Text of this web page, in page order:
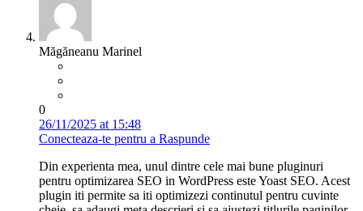
Măgăneanu Marinel
0
26/11/2025 at 15:48
Conecteaza-te pentru a Raspunde
Din experienta mea, unul dintre cele mai bune pluginuri
pentru optimizarea SEO in WordPress este Yoast SEO. Acest
plugin iti permite sa iti optimizezi continutul pentru cuvinte